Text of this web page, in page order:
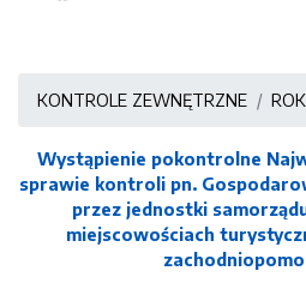
KONTROLE ZEWNĘTRZNE
Wystąpienie pokontrolne
sprawie kontroli pn.
przez jednostki
miejscowościach